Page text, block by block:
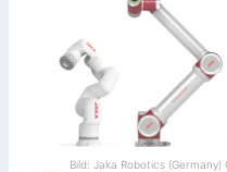
Bild: Jaka Robotics (Germany)